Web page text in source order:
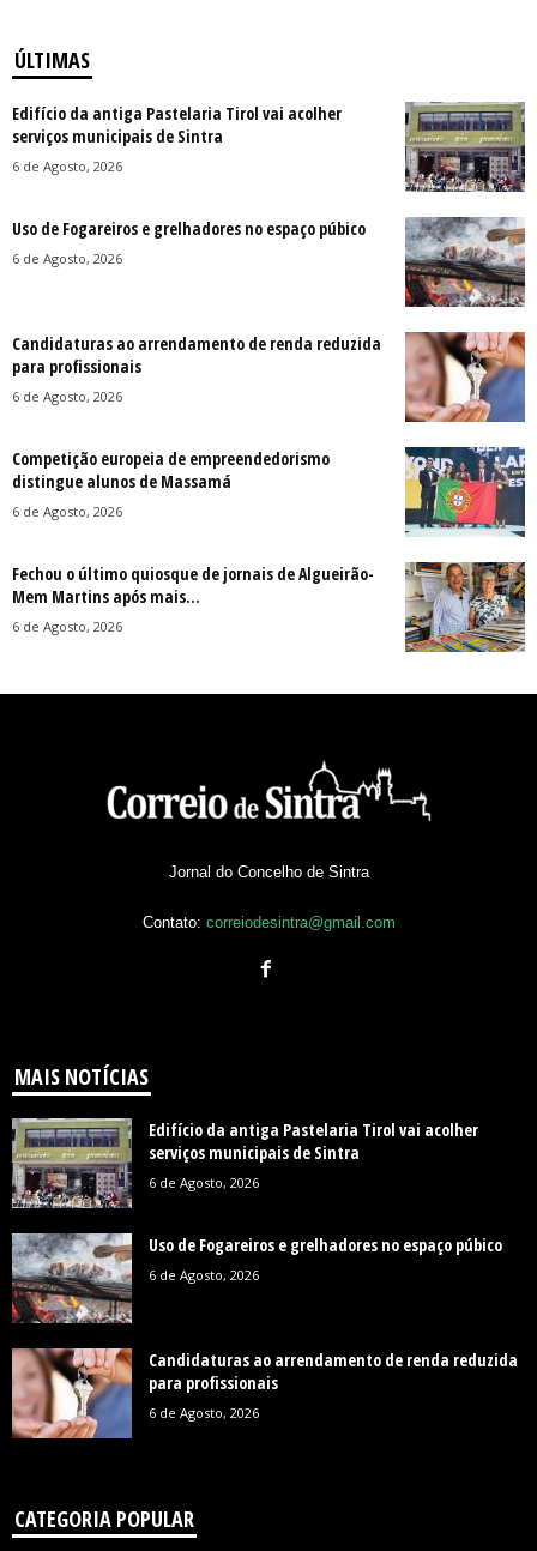
ÚLTIMAS
Edifício da antiga Pastelaria Tirol vai acolher
serviços municipais de Sintra
6 de Agosto, 2026
Uso de Fogareiros e grelhadores no espaço púbico
6 de Agosto, 2026
Candidaturas ao arrendamento de renda reduzida
para profissionais
6 de Agosto, 2026
Competição europeia de empreendedorismo
distingue alunos de Massamá
6 de Agosto, 2026
Fechou o último quiosque de jornais de Algueirão-
Mem Martins após mais...
6 de Agosto, 2026
Jornal do Concelho de Sintra
Contato: correiodesintra@gmail.com
MAIS NOTÍCIAS
Edifício da antiga Pastelaria Tirol vai acolher
serviços municipais de Sintra
6 de Agosto, 2026
Uso de Fogareiros e grelhadores no espaço púbico
6 de Agosto, 2026
Candidaturas ao arrendamento de renda reduzida
para profissionais
6 de Agosto, 2026
CATEGORIA POPULAR